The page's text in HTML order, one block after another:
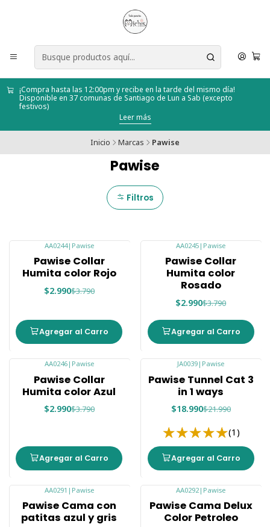
¡Compra hasta las 12:00pm y recibe en la tarde del mismo día!
Disponible en 37 comunas de Santiago de Lun a Sab (excepto
festivos)
Leer más
Inicio Marcas Pawise
Pawise
Filtros
AA0244| Pawise
Pawise Collar
Humita color Rojo
$2.990$3.790
Agregar al Carro
AA0245 | Pawise
Pawise Collar
Humita color
Rosado
$2.990$3.790
Agregar al Carro
AA0246| Pawise
Pawise Collar
Humita color Azul
$2.990$3.790
Agregar al Carro
JA0039 | Pawise
Pawise Tunnel Cat 3
in 1 ways
$18.990$21.990
(1)
Agregar al Carro
AA0291 | Pawise
Pawise Cama con
patitas azul y gris
AA0292 | Pawise
Pawise Cama Delux
Color Petroleo